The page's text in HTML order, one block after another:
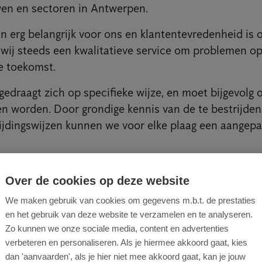
en sectoren in Antwerpen.
erg belangrijk voor ons en klantentevredenheid is
steeds een kwalitatieve service om problemen
toekomst.
zich op specifieke wijze, en moet bijgevolg
worden. Door grondige kennis van de te
kunnen we voor elke plaag een
ongedierte in 't Stad
populaire trekpleister voor toeristen, studenten
bezoekers ontdekken er opmerkelijk historisch en
Over de cookies op deze website
We maken gebruik van cookies om gegevens m.b.t. de prestaties
en het gebruik van deze website te verzamelen en te analyseren.
Zo kunnen we onze sociale media, content en advertenties
verbeteren en personaliseren. Als je hiermee akkoord gaat, kies
dan 'aanvaarden', als je hier niet mee akkoord gaat, kan je jouw